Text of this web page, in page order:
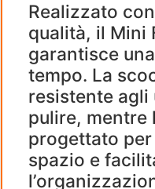
Realizzato
qualità, il Mini
garantisce
tempo. La
resistente agli
pulire, mentre
progettato
spazio e